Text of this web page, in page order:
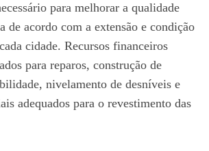
para melhorar a qualidade
de acordo com a extensão e condição
cidade. Recursos financeiros
para reparos, construção de
nivelamento de desníveis e
adequados para o revestimento das